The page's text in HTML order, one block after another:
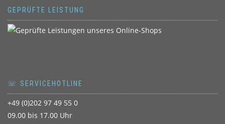
GEPRÜFTE LEISTUNG
☏ SERVICEHOTLINE
+49 (0)202 97 49 55 0
09.00 bis 17.00 Uhr